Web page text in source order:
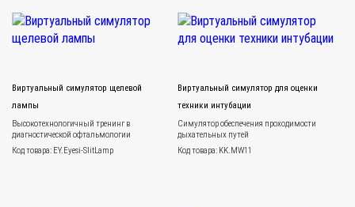
Виртуальный симулятор щелевой
лампы
Высокотехнологичный тренинг в
диагностической офтальмологии
Код товара: EY.Eyesi-SlitLamp
Виртуальный симулятор для оценки
техники интубации
Симулятор обеспечения проходимости
дыхательных путей
Код товара: KK.MW11